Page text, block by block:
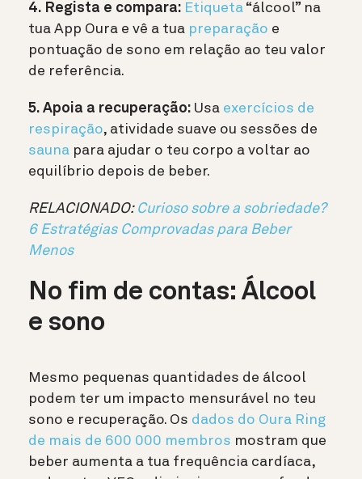
4. Regista e compara: Etiqueta “álcool” na
tua App Oura e vê a tua preparação e
pontuação de sono em relação ao teu valor
de referência.
5. Apoia a recuperação: Usa exercícios de
respiração, atividade suave ou sessões de
sauna para ajudar o teu corpo a voltar ao
equilíbrio depois de beber.
RELACIONADO: Curioso sobre a sobriedade?
6 Estratégias Comprovadas para Beber
Menos
No fim de contas: Álcool
e sono
Mesmo pequenas quantidades de álcool
podem ter um impacto mensurável no teu
sono e recuperação. Os dados do Oura Ring
de mais de 600 000 membros mostram que
beber aumenta a tua frequência cardíaca,